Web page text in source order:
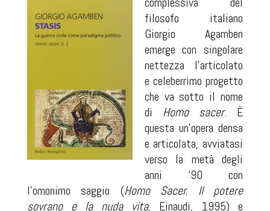
filosofo italiano
Giorgio Agamben
emerge con singolare
nettezza l’articolato
e celeberrimo progetto
che va sotto il nome
di Homo sacer. È
questa un’opera densa
e articolata, avviatasi
verso la metà degli
anni ‘90 con
l’omonimo saggio (Homo Sacer. Il potere
sovrano e la nuda vita, Einaudi, 1995) e